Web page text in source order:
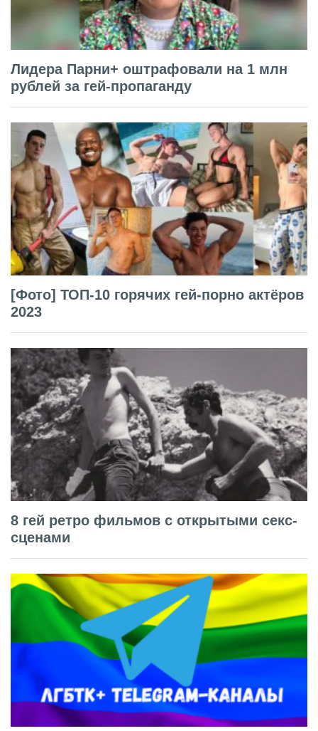
Лидера Парни+ оштрафовали на 1 млн
рублей за гей-пропаганду
[Фото] ТОП-10 горячих гей-порно актёров
2023
8 гей ретро фильмов с открытыми секс-
сценами